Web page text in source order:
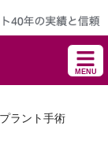
MENU
ラント手術